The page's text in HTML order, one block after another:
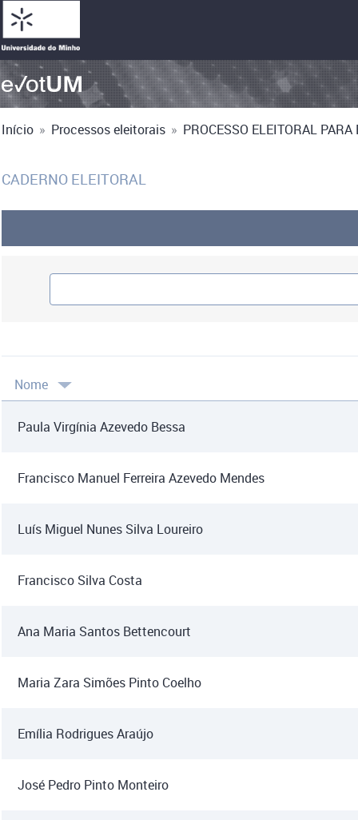
Início » Processos eleitorais » PROCESSO ELEITORAL
CADERNO ELEITORAL
Nome
Paula Virgínia Azevedo Bessa
Francisco Manuel Ferreira Azevedo Mendes
Luís Miguel Nunes Silva Loureiro
Francisco Silva Costa
Ana Maria Santos Bettencourt
Maria Zara Simões Pinto Coelho
Emília Rodrigues Araújo
José Pedro Pinto Monteiro